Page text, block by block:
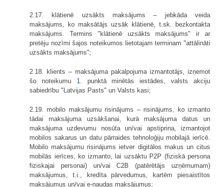
2.17. klātienē uzsākts maksājums – jebkāda veida
maksājums, ko maksātājs uzsāk klātienē, t.sk. bezkontakta
maksājums. Termins "klātienē uzsākts maksājums" ir ar
pretēju nozīmi šajos noteikumos lietotajam terminam "attālināti
uzsākts maksājums";
2.18. klients – maksājuma pakalpojuma izmantotājs, izņemot
šo noteikumu 1.
punktā minētās iestādes, valsts akciju
sabiedrību "Latvijas Pasts" un Valsts kasi;
2.19. mobilo maksājumu risinājums – risinājums, ko izmanto
tādai maksājuma uzsākšanai, kurā maksājuma datus un
maksājuma uzdevumu nosūta un/vai apstiprina, izmantojot
mobilos sakarus un datu pārraides tehnoloģiju mobilajā ierīcē.
Mobilo maksājumu risinājums ietver digitālos makus un citus
mobilās ierīces, ko izmanto, lai uzsāktu P2P (fiziskā persona
fiziskajai personai) un/vai C2B (patērētājs uzņēmumam)
maksājumus, t.i., kredīta pārvedumus, kartēm piesaistītos
maksājumus un/vai e-naudas maksājumus;